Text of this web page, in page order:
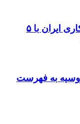
رقابت جدید علمی بریکس؛ همکاری ایران با ۵
به فهرست